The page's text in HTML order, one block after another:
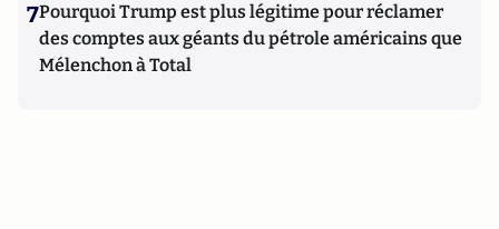
7Pourquoi Trump est plus légitime pour réclamer
des comptes aux géants du pétrole américains que
Mélenchon à Total